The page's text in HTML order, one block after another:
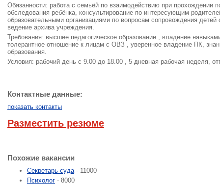
Обязанности: работа с семьёй по взаимодействию при прохождении
обследования ребёнка, консультирование по интересующим
образовательными организациями по вопросам сопровождения
ведение архива учреждения.
Требования: высшее педагогическое образование , владение
толерантное отношение к лицам с ОВЗ , уверенное владение ПК,
образования.
Условия: рабочий день с 9.00 до 18.00 , 5 дневная рабочая неделя,
Контактные данные:
показать контакты
Разместить резюме
Похожие вакансии
Секретарь суда- 11000
Психолог - 8000